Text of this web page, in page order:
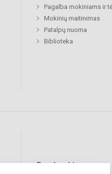
Pagalba mokiniams ir
Mokinių maitinimas
Patalpų nuoma
Biblioteka
Bendraukime